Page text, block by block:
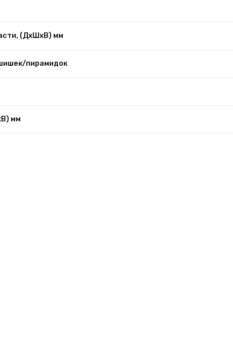
(ДхШхВ) мм
пирамидок
мм